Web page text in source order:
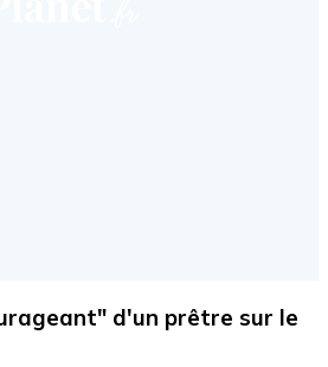
d'un prêtre sur le